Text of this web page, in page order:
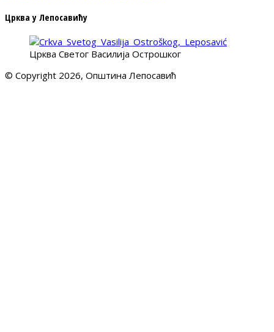
Црква у Лепосавићу
Црква Светог Василија Острошког
© Copyright 2026, Општина Лепосавић